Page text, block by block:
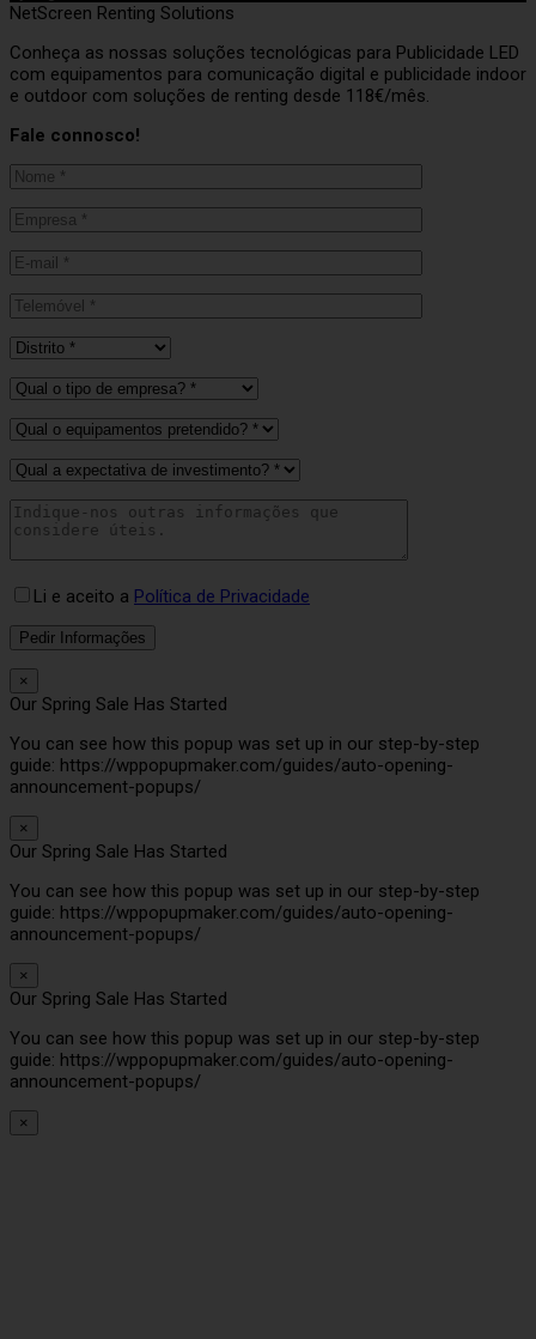
NetScreen Renting Solutions
Conheça as nossas soluções tecnológicas para Publicidade LED
com equipamentos para comunicação digital e publicidade indoor
e outdoor com soluções de renting desde 118€/mês.
Fale connosco!
Li e aceito a Política de Privacidade
×
Our Spring Sale Has Started
You can see how this popup was set up in our step-by-step
guide: https://wppopupmaker.com/guides/auto-opening-
announcement-popups/
×
Our Spring Sale Has Started
You can see how this popup was set up in our step-by-step
guide: https://wppopupmaker.com/guides/auto-opening-
announcement-popups/
×
Our Spring Sale Has Started
You can see how this popup was set up in our step-by-step
guide: https://wppopupmaker.com/guides/auto-opening-
announcement-popups/
×